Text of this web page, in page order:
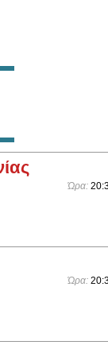
Ώρα:
Ώρα: